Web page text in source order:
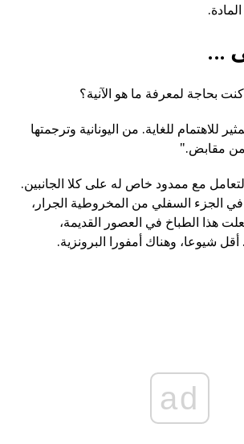
...
بحاجة لمعرفة ما هو الآنية؟
للاهتمام للغاية. من اليونانية وترجمتها
من مقابض."
مع ممدود خاص له على كلا الجانبين.
الجزء السفلي من المخروطية الجرار،
هذا الطباخ في العصور القديمة،
شيوعا، وهناك أمفورا البرونزية.
ad